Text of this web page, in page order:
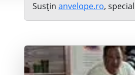
Susțin anvelope.ro,